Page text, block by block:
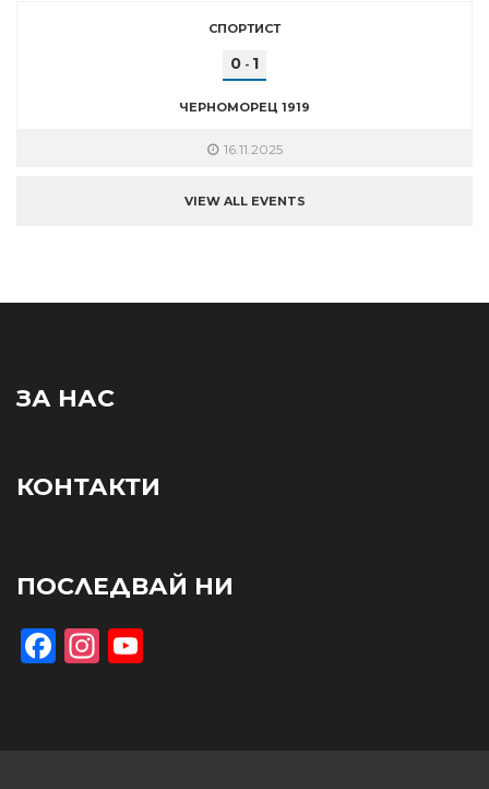
СПОРТИСТ
0 - 1
ЧЕРНОМОРЕЦ 1919
16.11.2025
VIEW ALL EVENTS
ЗА НАС
КОНТАКТИ
ПОСЛЕДВАЙ НИ
Facebook
Instagram